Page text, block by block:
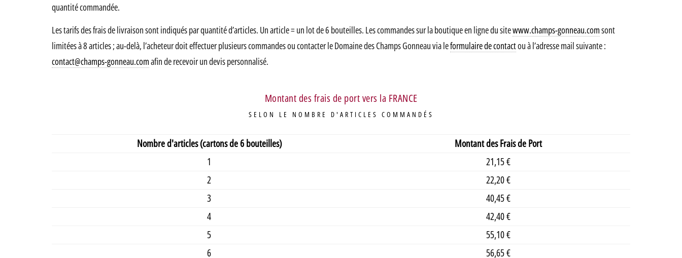
quantité commandée.
Les tarifs des frais de livraison sont indiqués par quantité d’articles. Un article = un lot de 6 bouteilles. Les commandes sur la boutique en ligne du sitewww.champs-gonneau.comsont
limitées à 8 articles ; au-delà, l’acheteur doit effectuer plusieurs commandes ou contacter le Domaine des Champs Gonneau via leformulaire de contactou à l’adresse mail suivante :
contact@champs-gonneau.comafin de recevoir un devis personnalisé.
Montant des frais de port vers la FRANCE
SELON LE NOMBRE D'ARTICLES COMMANDÉS
Nombre d'articles (cartons de 6 bouteilles)
Montant des Frais de Port
1
21,15 €
2
22,20 €
3
40,45 €
4
42,40 €
5
55,10 €
6
56,65 €